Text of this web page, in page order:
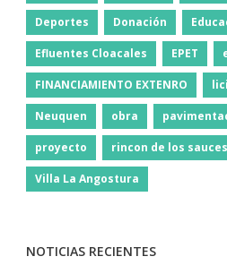
Deportes Donación
Efluentes Cloacales EPET
FINANCIAMIENTO EXTENRO
Neuquen obra
proyecto rincon de los sauces
Villa La Angostura
NOTICIAS RECIENTES